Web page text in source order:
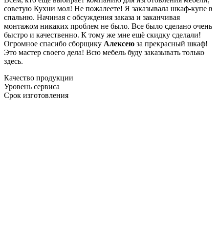
советую Кухни мол! Не пожалеете! Я заказывала шкаф-купе в
спальню. Начиная с обсуждения заказа и заканчивая
монтажом никаких проблем не было. Все было сделано очень
быстро и качественно. К тому же мне ещё скидку сделали!
Огромное спасибо сборщику Алексею за прекрасный шкаф!
Это мастер своего дела! Всю мебель буду заказывать только
здесь.
Качество продукции
Уровень сервиса
Срок изготовления